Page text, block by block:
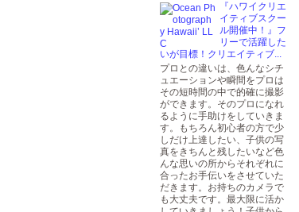
『ハワイクリエ
イティブスクー
ル開催中！』フ
リーで活躍した
いが目標！クリエイティブ...
プロとの違いは、色んなシチ
ュエーションや瞬間をプロは
その短時間の中で的確に撮影
ができます。そのプロになれ
るように手助けをしていきま
す。もちろん初心者の方で少
しだけ上達したい、子供の写
真をきちんと残したいなど色
んな思いの所からそれぞれに
合ったお手伝いをさせていた
だきます。お持ちのカメラで
も大丈夫です。最大限に活か